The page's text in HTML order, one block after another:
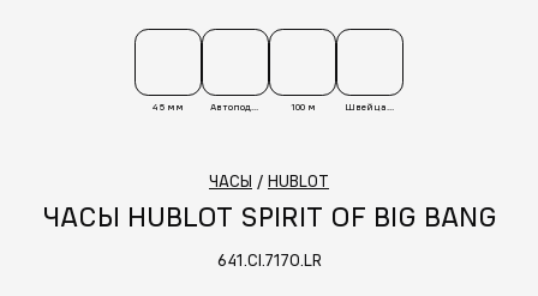
45 мм Автоподзавод 100 м Швейцария
ЧАСЫ / HUBLOT
ЧАСЫ HUBLOT SPIRIT OF BIG BANG
641.CI.7170.LR